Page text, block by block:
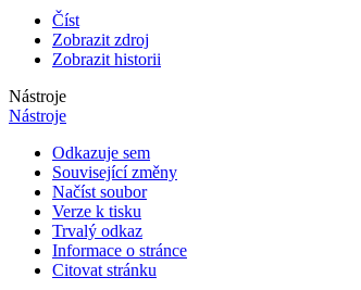
Číst
Zobrazit zdroj
Zobrazit historii
Nástroje
Nástroje
Odkazuje sem
Související změny
Načíst soubor
Verze k tisku
Trvalý odkaz
Informace o stránce
Citovat stránku